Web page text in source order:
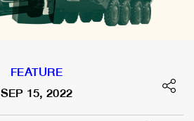
FEATURE
SEP 15, 2022